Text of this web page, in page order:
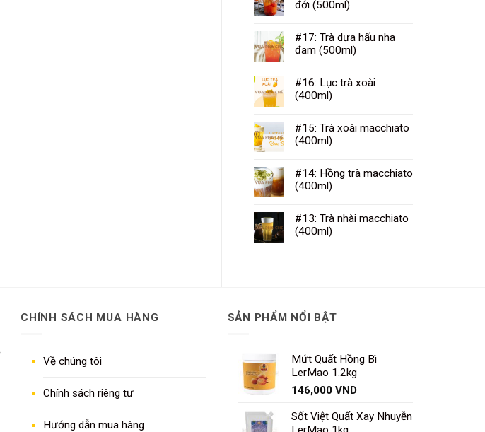
đới (500ml)
#17: Trà dưa hấu nha
đam (500ml)
#16: Lục trà xoài
(400ml)
#15: Trà xoài macchiato
(400ml)
#14: Hồng trà macchiato
(400ml)
#13: Trà nhài macchiato
(400ml)
CHÍNH SÁCH MUA HÀNG
Về chúng tôi
Chính sách riêng tư
Hướng dẫn mua hàng
SẢN PHẨM NỔI BẬT
Mứt Quất Hồng Bì
LerMao 1.2kg
146,000 VND
Sốt Việt Quất Xay Nhuyễn